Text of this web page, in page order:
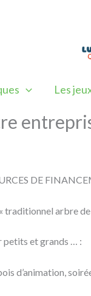
Les
DE
traditionnel arbre de
petits et grands … :
d’animation,